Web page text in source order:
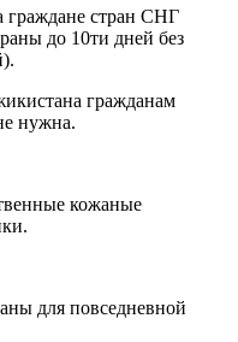
граждане стран СНГ
до 10ти дней без
гражданам
нужна.
кожаные
для повседневной